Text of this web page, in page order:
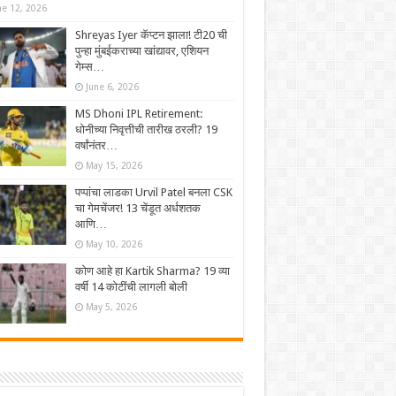
12, 2026
Shreyas Iyer कॅप्टन झाला! टी20 ची
पुन्हा मुंबईकराच्या खांद्यावर, एशियन
गेम्स…
June 6, 2026
MS Dhoni IPL Retirement:
धोनीच्या निवृत्तीची तारीख ठरली? 19
वर्षांनंतर…
May 15, 2026
पप्पांचा लाडका Urvil Patel बनला CSK
चा गेमचेंजर! 13 चेंडूत अर्धशतक
आणि…
May 10, 2026
कोण आहे हा Kartik Sharma? 19 व्या
वर्षी 14 कोटींची लागली बोली
May 5, 2026